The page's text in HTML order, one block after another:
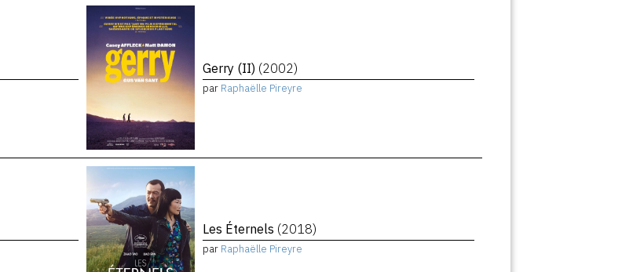
Gerry (II) (2002)
par Raphaëlle Pireyre
Les Éternels (2018)
par Raphaëlle Pireyre